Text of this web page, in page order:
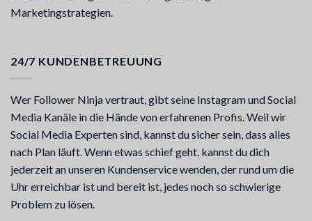
Marketingstrategien.
24/7 KUNDENBETREUUNG
Wer Follower Ninja vertraut, gibt seine Instagram und Social
Media Kanäle in die Hände von erfahrenen Profis. Weil wir
Social Media Experten sind, kannst du sicher sein, dass alles
nach Plan läuft. Wenn etwas schief geht, kannst du dich
jederzeit an unseren Kundenservice wenden, der rund um die
Uhr erreichbar ist und bereit ist, jedes noch so schwierige
Problem zu lösen.